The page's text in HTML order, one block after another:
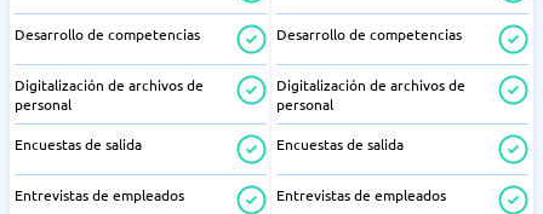
Desarrollo de competencias
Digitalización de archivos de
personal
Encuestas de salida
Entrevistas de empleados
Desarrollo de competencias
Digitalización de archivos de
personal
Encuestas de salida
Entrevistas de empleados